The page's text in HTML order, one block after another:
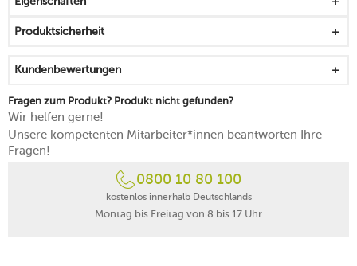
für alle, die ihren Wein gerne mit einem Hauch
Designästhetik öffnen
Produktsicherheit
Kundenbewertungen
Fragen zum Produkt? Produkt nicht gefunden?
Wir helfen gerne!
Unsere kompetenten Mitarbeiter*innen beantworten Ihre
Fragen!
0800 10 80 100
kostenlos innerhalb Deutschlands
Montag bis Freitag von 8 bis 17 Uhr